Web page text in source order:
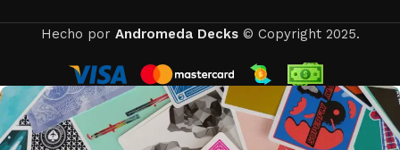
Hecho por Andromeda Decks© Copyright 2025.